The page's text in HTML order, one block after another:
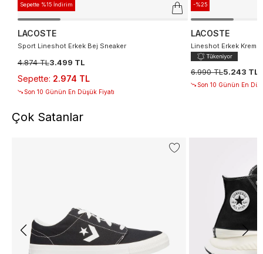
Sepette %15 İndirim
LACOSTE
Sport Lineshot Erkek Bej Sneaker
4.874 TL3.499 TL
Sepette: 2.974 TL
Son 10 Günün En Düşük Fiyatı
-%25
LACOSTE
Lineshot Erkek Krem
6.990 TL5.243 TL
Son 10 Günün En
Çok Satanlar